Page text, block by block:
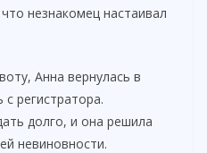
незнакомец настаивал
Анна вернулась в
регистратора.
долго, и она решила
невиновности.